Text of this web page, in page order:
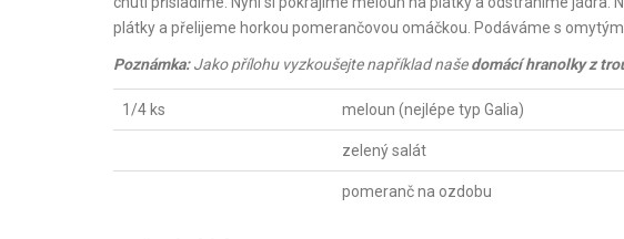
plátky a přelijeme horkou pomerančovou omáčkou. Podáváme s
Poznámka:Jako přílohu vyzkoušejte například našedomácí hranolky z
1/4 ks meloun (nejlépe typ Galia)
zelený salát
pomeranč na ozdobu